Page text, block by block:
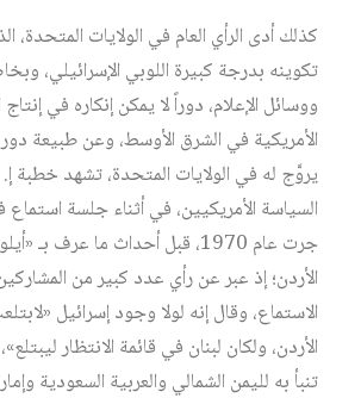
كذلك أدى الرأي العام في الولايات
تكوينه بدرجة كبيرة اللوبي الإسرائيلي،
ووسائل الإعلام، دوراً لا يمكن إنكاره في
الأمريكية في الشرق الأوسط، وعن طبيعة
يروَّج له في الولايات المتحدة، تشهد خطبة
السياسة الأمريكيين، في أثناء جلسة
جرت عام 1970، قبل أحداث ما عرف بـ
الأردن؛ إذ عبر عن رأي عدد كبير من
الاستماع، وقال إنه لولا وجود إسرائيل
الأردن، ولكان لبنان في قائمة الانتظار
تنبأ به لليمن الشمالي والعربية السعودية